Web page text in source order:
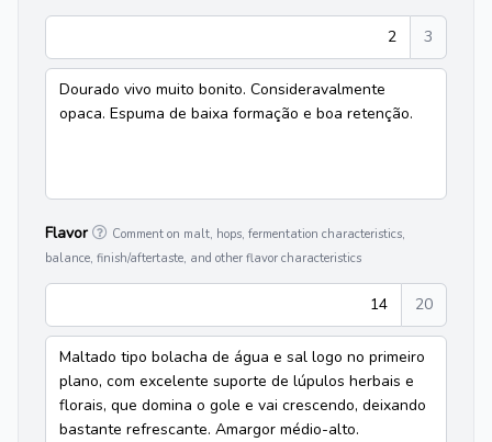
2 3
Dourado vivo muito bonito. Consideravalmente
opaca. Espuma de baixa formação e boa retenção.
Flavor
Comment on malt, hops, fermentation characteristics,
balance, finish/aftertaste, and other flavor characteristics
14 20
Maltado tipo bolacha de água e sal logo no primeiro
plano, com excelente suporte de lúpulos herbais e
florais, que domina o gole e vai crescendo, deixando
bastante refrescante. Amargor médio-alto.